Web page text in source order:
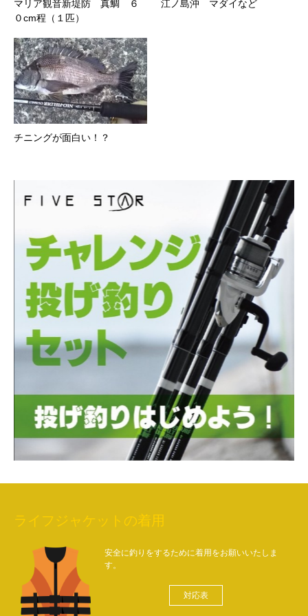
マリア観音新堤防 真鯛 ６
０cm程（１匹）
江ノ島沖 マダイなど
チニングが面白い！？
ライフジャケットの着用
安全に釣りをするために着用をお願いいたしま
す。
対応表